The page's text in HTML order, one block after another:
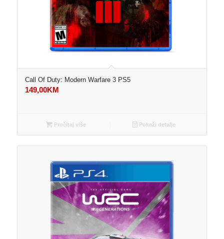
Call Of Duty: Modern Warfare 3 PS5
149,00KM
Pročitaj više Pokaži detalje